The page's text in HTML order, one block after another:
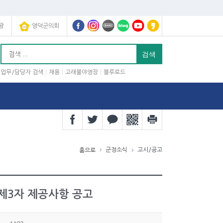
영덕군의회
업무/담당자 검색 채용 고래불야영장 블루로드
홈으로 군정소식 고시/공고
3자 제공사항 공고